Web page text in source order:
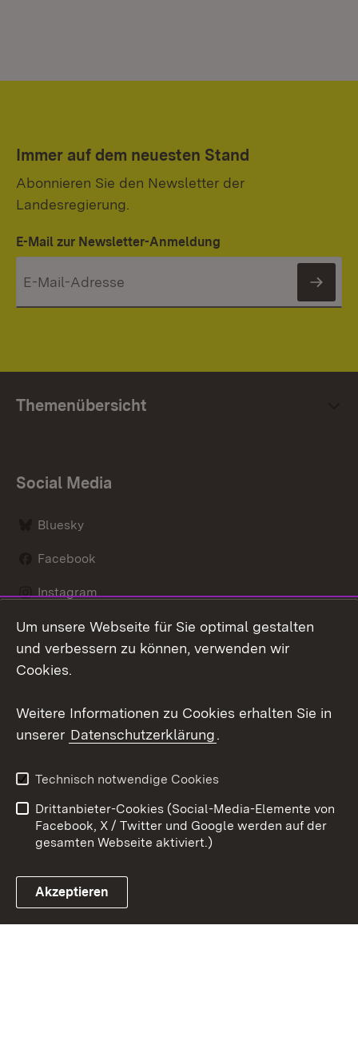
Immer auf dem neuesten Stand
Abonnieren Sie den Newsletter der
Landesregierung.
E-Mail zur Newsletter-Anmeldung
Themenübersicht
Social Media
Bluesky
Facebook
Instagram
LinkedIn
Link zum Landesportal
Datenschutz
Barrierefreiheit
Impressum
Cookies
Um unsere Webseite für Sie optimal gestalten
und verbessern zu können, verwenden wir
Cookies.
Weitere Informationen zu Cookies erhalten Sie in
unserer Datenschutzerklärung.
Technisch notwendige Cookies
Drittanbieter-Cookies (Social-Media-Elemente von
Facebook, X / Twitter und Google werden auf der
gesamten Webseite aktiviert.)
Akzeptieren